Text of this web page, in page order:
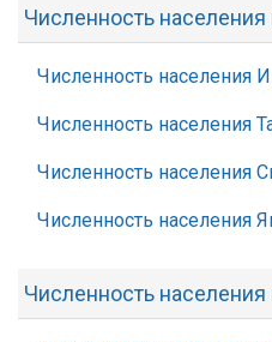
Численность населения
Численность населения
Численность населения
Численность населения
Численность населения
Численность населения